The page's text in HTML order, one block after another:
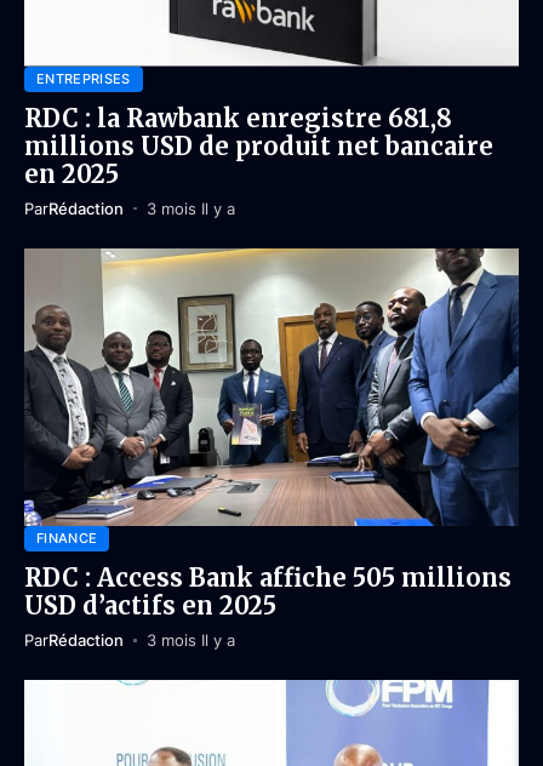
ENTREPRISES
RDC : la Rawbank enregistre 681,8
millions USD de produit net bancaire
en 2025
ParRédaction 3 mois Il y a
FINANCE
RDC : Access Bank affiche 505 millions
USD d’actifs en 2025
ParRédaction 3 mois Il y a